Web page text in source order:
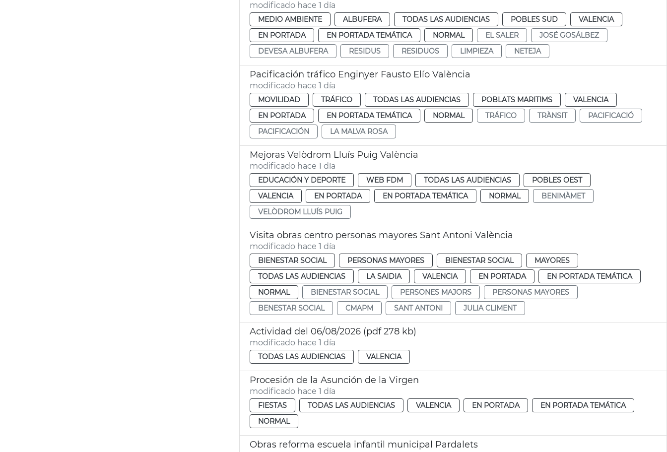
modificado hace 1 día
MEDIO AMBIENTE ALBUFERA TODAS LAS AUDIENCIAS POBLES SUD
VALENCIA
EN PORTADA
EN PORTADA TEMÁTICA NORMAL EL SALER
JOSÉ GOSÁLBEZ
DEVESA ALBUFERA
RESIDUS RESIDUOS LIMPIEZA NETEJA
Pacificación tráfico Enginyer Fausto Elío València
modificado hace 1 día
MOVILIDAD TRÁFICO TODAS LAS AUDIENCIAS POBLATS MARITIMS
VALENCIA
EN PORTADA
EN PORTADA TEMÁTICA NORMAL TRÁFICO TRÀNSIT
PACIFICACIÓ
PACIFICACIÓN
LA MALVA ROSA
Mejoras Velòdrom Lluís Puig València
modificado hace 1 día
EDUCACIÓN Y DEPORTE WEB FDM TODAS LAS AUDIENCIAS
POBLES OEST
VALENCIA
EN PORTADA EN PORTADA TEMÁTICA NORMAL
BENIMÀMET
VELÒDROM LLUÍS PUIG
Visita obras centro personas mayores Sant Antoni València
modificado hace 1 día
BIENESTAR SOCIAL PERSONAS MAYORES BIENESTAR SOCIAL
MAYORES
TODAS LAS AUDIENCIAS
LA SAIDIA VALENCIA EN PORTADA
EN PORTADA TEMÁTICA
NORMAL
BIENESTAR SOCIAL PERSONES MAJORS
PERSONAS MAYORES
BENESTAR SOCIAL
CMAPM SANT ANTONI JULIA CLIMENT
Actividad del 06/08/2026 (pdf 278 kb)
modificado hace 1 día
TODAS LAS AUDIENCIAS VALENCIA
Procesión de la Asunción de la Virgen
modificado hace 1 día
FIESTAS TODAS LAS AUDIENCIAS VALENCIA EN PORTADA
EN PORTADA TEMÁTICA
NORMAL
Obras reforma escuela infantil municipal Pardalets